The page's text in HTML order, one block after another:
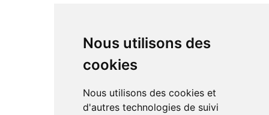
Nous utilisons des
cookies
Nous utilisons des cookies et
d'autres technologies de suivi